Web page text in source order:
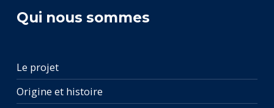
Qui nous sommes
Le projet
Origine et histoire